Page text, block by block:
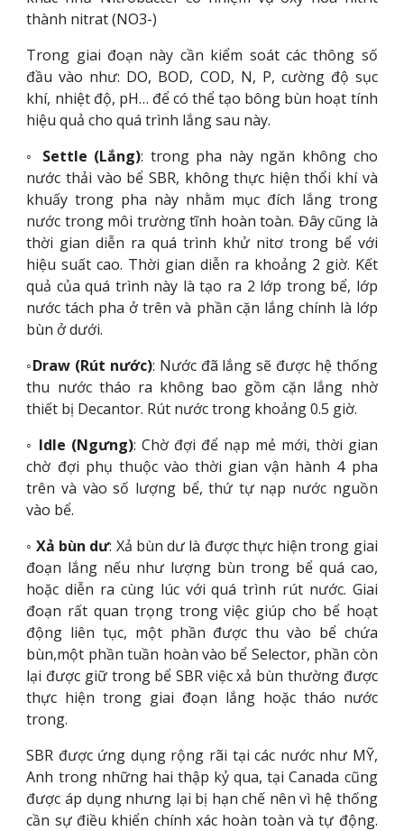
thành nitrat (NO3-)
Trong giai đoạn này cần kiểm soát các thông số
đầu vào như: DO, BOD, COD, N, P, cường độ sục
khí, nhiệt độ, pH… để có thể tạo bông bùn hoạt tính
hiệu quả cho quá trình lắng sau này.
◦ Settle (Lắng): trong pha này ngăn không cho
nước thải vào bể SBR, không thực hiện thổi khí và
khuấy trong pha này nhằm mục đích lắng trong
nước trong môi trường tĩnh hoàn toàn. Đây cũng là
thời gian diễn ra quá trình khử nitơ trong bể với
hiệu suất cao. Thời gian diễn ra khoảng 2 giờ. Kết
quả của quá trình này là tạo ra 2 lớp trong bể, lớp
nước tách pha ở trên và phần cặn lắng chính là lớp
bùn ở dưới.
◦Draw (Rút nước): Nước đã lắng sẽ được hệ thống
thu nước tháo ra không bao gồm cặn lắng nhờ
thiết bị Decantor. Rút nước trong khoảng 0.5 giờ.
◦ Idle (Ngưng): Chờ đợi để nạp mẻ mới, thời gian
chờ đợi phụ thuộc vào thời gian vận hành 4 pha
trên và vào số lượng bể, thứ tự nạp nước nguồn
vào bể.
◦ Xả bùn dư: Xả bùn dư là được thực hiện trong giai
đoạn lắng nếu như lượng bùn trong bể quá cao,
hoặc diễn ra cùng lúc với quá trình rút nước. Giai
đoạn rất quan trọng trong việc giúp cho bể hoạt
động liên tục, một phần được thu vào bể chứa
bùn,một phần tuần hoàn vào bể Selector, phần còn
lại được giữ trong bể SBR việc xả bùn thường được
thực hiện trong giai đoạn lắng hoặc tháo nước
trong.
SBR được ứng dụng rộng rãi tại các nước như MỸ,
Anh trong những hai thập kỷ qua, tại Canada cũng
được áp dụng nhưng lại bị hạn chế nên vì hệ thống
cần sự điều khiển chính xác hoàn toàn và tự động.